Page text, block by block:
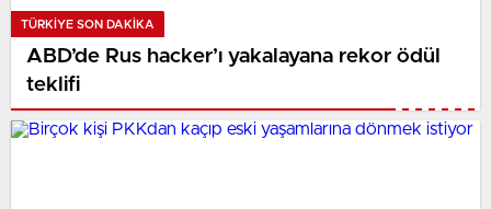
TÜRKIYE SON DAKİKA
ABD’de Rus hacker’ı yakalayana rekor ödül
teklifi